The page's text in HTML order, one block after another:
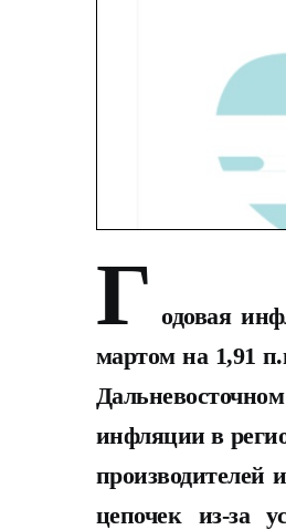
Г одовая
мартом на 1,91
инфляции в
производителей
цепочек из-за